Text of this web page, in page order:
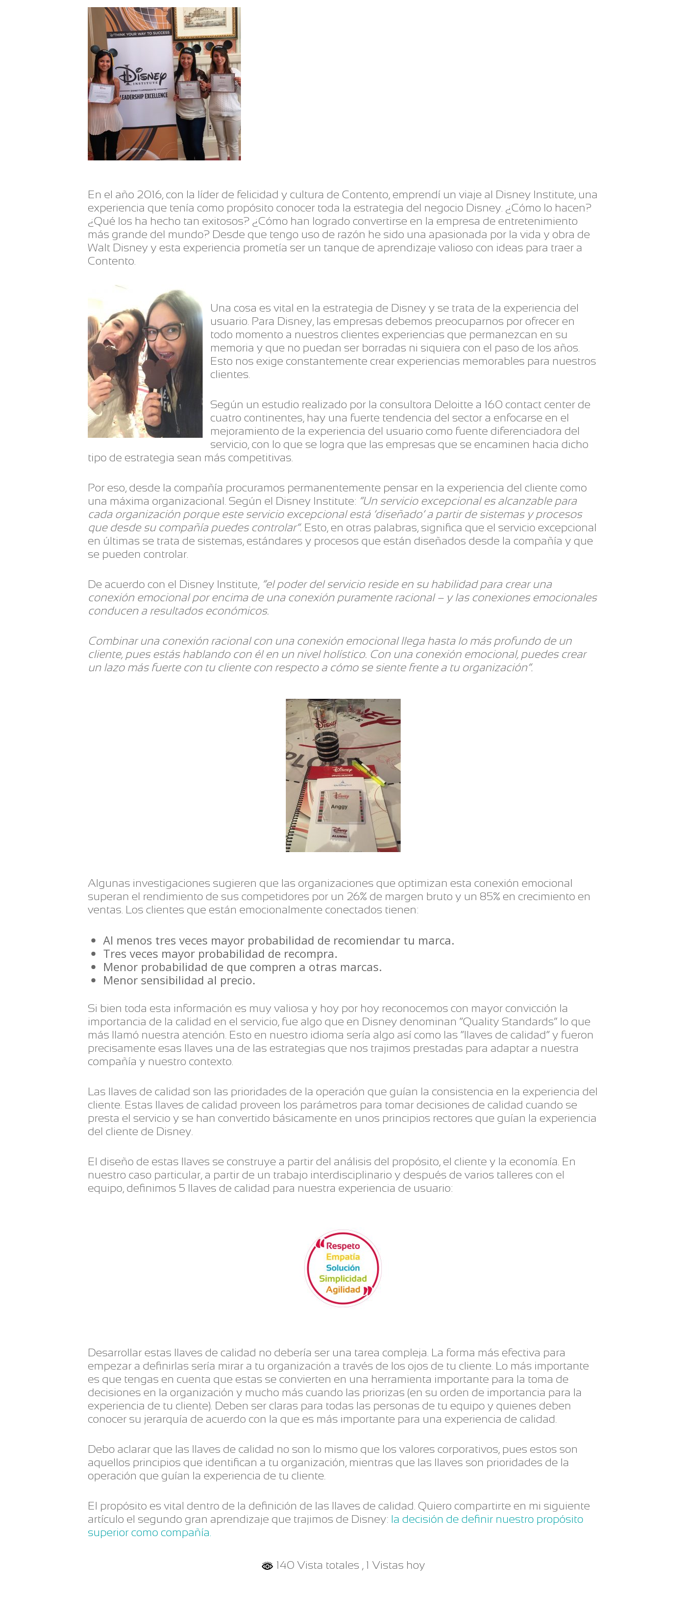
En el año 2016, con la líder de felicidad y cultura de Contento, emprendí un viaje al Disney Institute, una
experiencia que tenía como propósito conocer toda la estrategia del negocio Disney. ¿Cómo lo hacen?
¿Qué los ha hecho tan exitosos? ¿Cómo han logrado convertirse en la empresa de entretenimiento
más grande del mundo? Desde que tengo uso de razón he sido una apasionada por la vida y obra de
Walt Disney y esta experiencia prometía ser un tanque de aprendizaje valioso con ideas para traer a
Contento.
Una cosa es vital en la estrategia de Disney y se trata de la experiencia del
usuario. Para Disney, las empresas debemos preocuparnos por ofrecer en
todo momento a nuestros clientes experiencias que permanezcan en su
memoria y que no puedan ser borradas ni siquiera con el paso de los años.
Esto nos exige constantemente crear experiencias memorables para nuestros
clientes.
Según un estudio realizado por la consultora Deloitte a 160 contact center de
cuatro continentes, hay una fuerte tendencia del sector a enfocarse en el
mejoramiento de la experiencia del usuario como fuente diferenciadora del
servicio, con lo que se logra que las empresas que se encaminen hacia dicho
tipo de estrategia sean más competitivas.
Por eso, desde la compañía procuramos permanentemente pensar en la experiencia del cliente como
una máxima organizacional. Según el Disney Institute: “Un servicio excepcional es alcanzable para
cada organización porque este servicio excepcional está ‘diseñado’ a partir de sistemas y procesos
que desde su compañía puedes controlar”. Esto, en otras palabras, significa que el servicio excepcional
en últimas se trata de sistemas, estándares y procesos que están diseñados desde la compañía y que
se pueden controlar.
De acuerdo con el Disney Institute, “el poder del servicio reside en su habilidad para crear una
conexión emocional por encima de una conexión puramente racional – y las conexiones emocionales
conducen a resultados económicos.
Combinar una conexión racional con una conexión emocional llega hasta lo más profundo de un
cliente, pues estás hablando con él en un nivel holístico. Con una conexión emocional, puedes crear
un lazo más fuerte con tu cliente con respecto a cómo se siente frente a tu organización”.
Algunas investigaciones sugieren que las organizaciones que optimizan esta conexión emocional
superan el rendimiento de sus competidores por un 26% de margen bruto y un 85% en crecimiento en
ventas. Los clientes que están emocionalmente conectados tienen:
Al menos tres veces mayor probabilidad de recomiendar tu marca.
Tres veces mayor probabilidad de recompra.
Menor probabilidad de que compren a otras marcas.
Menor sensibilidad al precio.
Si bien toda esta información es muy valiosa y hoy por hoy reconocemos con mayor convicción la
importancia de la calidad en el servicio, fue algo que en Disney denominan “Quality Standards” lo que
más llamó nuestra atención. Esto en nuestro idioma sería algo así como las “llaves de calidad” y fueron
precisamente esas llaves una de las estrategias que nos trajimos prestadas para adaptar a nuestra
compañía y nuestro contexto.
Las llaves de calidad son las prioridades de la operación que guían la consistencia en la experiencia del
cliente. Estas llaves de calidad proveen los parámetros para tomar decisiones de calidad cuando se
presta el servicio y se han convertido básicamente en unos principios rectores que guían la experiencia
del cliente de Disney.
El diseño de estas llaves se construye a partir del análisis del propósito, el cliente y la economía. En
nuestro caso particular, a partir de un trabajo interdisciplinario y después de varios talleres con el
equipo, definimos 5 llaves de calidad para nuestra experiencia de usuario:
Desarrollar estas llaves de calidad no debería ser una tarea compleja. La forma más efectiva para
empezar a definirlas sería mirar a tu organización a través de los ojos de tu cliente. Lo más importante
es que tengas en cuenta que estas se convierten en una herramienta importante para la toma de
decisiones en la organización y mucho más cuando las priorizas (en su orden de importancia para la
experiencia de tu cliente). Deben ser claras para todas las personas de tu equipo y quienes deben
conocer su jerarquía de acuerdo con la que es más importante para una experiencia de calidad.
Debo aclarar que las llaves de calidad no son lo mismo que los valores corporativos, pues estos son
aquellos principios que identifican a tu organización, mientras que las llaves son prioridades de la
operación que guían la experiencia de tu cliente.
El propósito es vital dentro de la definición de las llaves de calidad. Quiero compartirte en mi siguiente
artículo el segundo gran aprendizaje que trajimos de Disney: la decisión de definir nuestro propósito
superior como compañía.
140 Vista totales , 1 Vistas hoy